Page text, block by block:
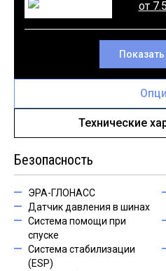
от
Технические
Безопасность
ЭРА-ГЛОНАСС
Датчик давления в шинах
Система помощи при
спуске
Система стабилизации
(ESP)